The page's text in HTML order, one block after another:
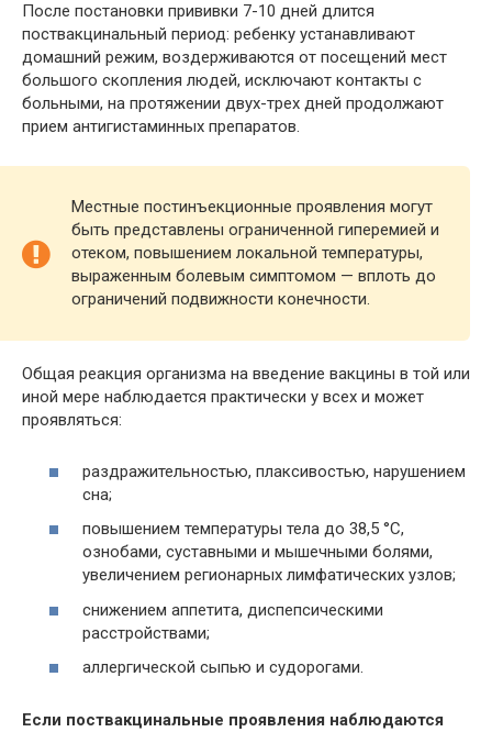
После постановки прививки 7-10 дней длится
поствакцинальный период: ребенку устанавливают
домашний режим, воздерживаются от посещений мест
большого скопления людей, исключают контакты с
больными, на протяжении двух-трех дней продолжают
прием антигистаминных препаратов.
Местные постинъекционные проявления могут
быть представлены ограниченной гиперемией и
отеком, повышением локальной температуры,
выраженным болевым симптомом — вплоть до
ограничений подвижности конечности.
Общая реакция организма на введение вакцины в той или
иной мере наблюдается практически у всех и может
проявляться:
раздражительностью, плаксивостью, нарушением
сна;
повышением температуры тела до 38,5 °С,
ознобами, суставными и мышечными болями,
увеличением регионарных лимфатических узлов;
снижением аппетита, диспепсическими
расстройствами;
аллергической сыпью и судорогами.
Если поствакцинальные проявления наблюдаются